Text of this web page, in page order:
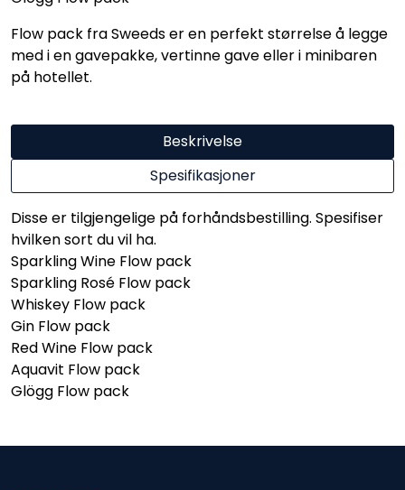
Flow pack fra Sweeds er en perfekt størrelse å legge
med i en gavepakke, vertinne gave eller i minibaren
på hotellet.
Beskrivelse
Spesifikasjoner
Disse er tilgjengelige på forhåndsbestilling. Spesifiser
hvilken sort du vil ha.
Sparkling Wine Flow pack
Sparkling Rosé Flow pack
Whiskey Flow pack
Gin Flow pack
Red Wine Flow pack
Aquavit Flow pack
Glögg Flow pack